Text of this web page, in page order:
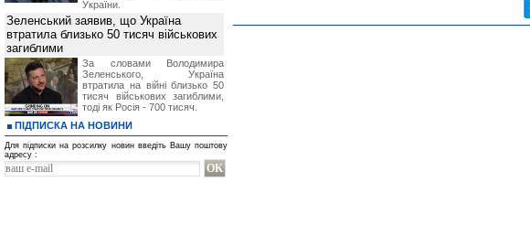
України.
Зеленський заявив, що Україна
втратила близько 50 тисяч військових
загиблими
За словами Володимира
Зеленського, Україна
втратила на війні близько 50
тисяч військових загиблими,
тоді як Росія - 700 тисяч.
ПІДПИСКА НА НОВИНИ
Для підписки на розсилку новин введіть Вашу поштову
адресу :